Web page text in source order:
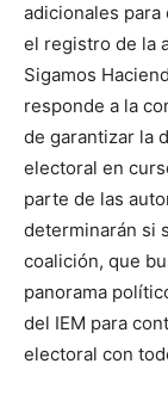
adicionales
el registro de la
Sigamos
responde a la
de garantizar la
electoral en
parte de las
determinarán si
coalición, que
panorama
del IEM para
electoral con